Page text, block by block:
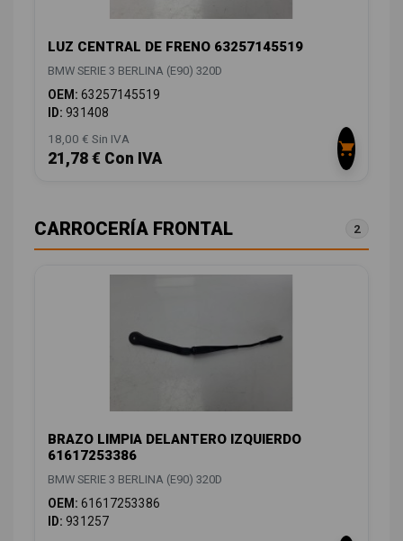
LUZ CENTRAL DE FRENO 63257145519
BMW SERIE 3 BERLINA (E90) 320D
OEM: 63257145519
ID: 931408
18,00 € Sin IVA
21,78 € Con IVA
CARROCERÍA FRONTAL 2
BRAZO LIMPIA DELANTERO IZQUIERDO
61617253386
BMW SERIE 3 BERLINA (E90) 320D
OEM: 61617253386
ID: 931257